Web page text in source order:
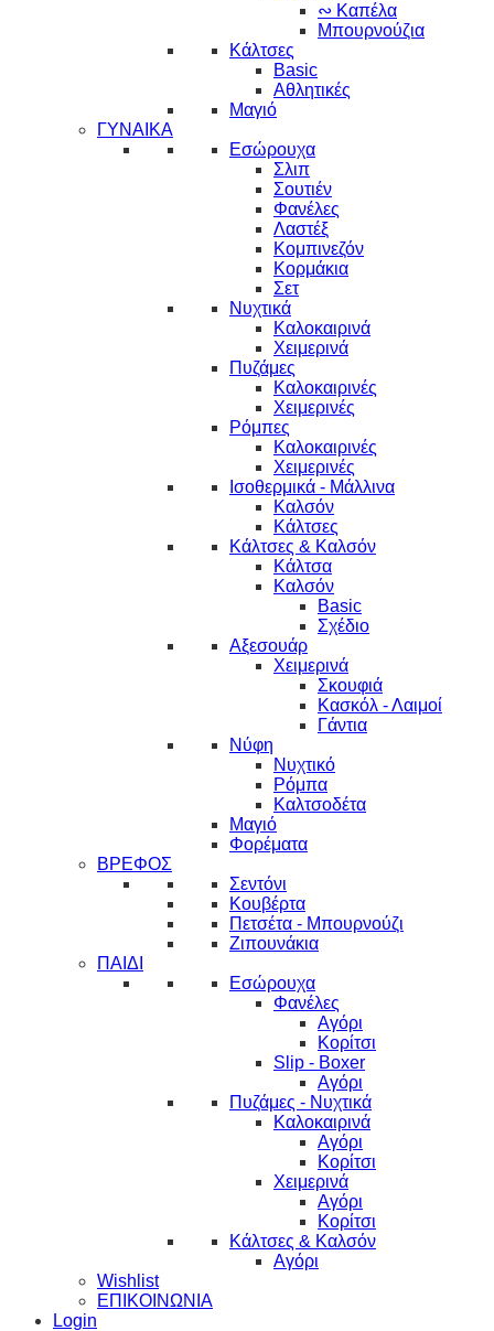
∾ Καπέλα
Μπουρνούζια
Κάλτσες
Basic
Αθλητικές
Μαγιό
ΓΥΝΑΙΚΑ
Εσώρουχα
Σλιπ
Σουτιέν
Φανέλες
Λαστέξ
Κομπινεζόν
Κορμάκια
Σετ
Νυχτικά
Καλοκαιρινά
Χειμερινά
Πυζάμες
Καλοκαιρινές
Χειμερινές
Ρόμπες
Καλοκαιρινές
Χειμερινές
Ισοθερμικά - Μάλλινα
Καλσόν
Κάλτσες
Κάλτσες & Καλσόν
Κάλτσα
Καλσόν
Basic
Σχέδιο
Αξεσουάρ
Χειμερινά
Σκουφιά
Κασκόλ - Λαιμοί
Γάντια
Νύφη
Νυχτικό
Ρόμπα
Καλτσοδέτα
Μαγιό
Φορέματα
ΒΡΕΦΟΣ
Σεντόνι
Κουβέρτα
Πετσέτα - Μπουρνούζι
Ζιπουνάκια
ΠΑΙΔΙ
Εσώρουχα
Φανέλες
Αγόρι
Κορίτσι
Slip - Boxer
Αγόρι
Πυζάμες - Νυχτικά
Καλοκαιρινά
Αγόρι
Κορίτσι
Χειμερινά
Αγόρι
Κορίτσι
Κάλτσες & Καλσόν
Αγόρι
Wishlist
ΕΠΙΚΟΙΝΩΝΙΑ
Login